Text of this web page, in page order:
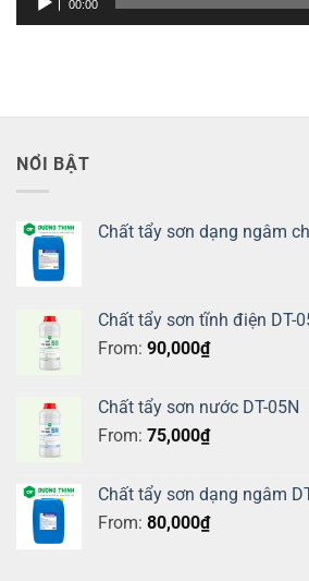
00:00
NỔI BẬT
Chất tẩy sơn dạng ngâm
Chất tẩy sơn tĩnh điện DT-
From: 90,000₫
Chất tẩy sơn nước DT-05N
From: 75,000₫
Chất tẩy sơn dạng ngâm
From: 80,000₫